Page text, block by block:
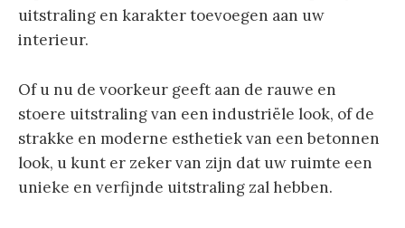
uitstraling en karakter toevoegen aan uw
interieur.
Of u nu de voorkeur geeft aan de rauwe en
stoere uitstraling van een industriële look, of de
strakke en moderne esthetiek van een betonnen
look, u kunt er zeker van zijn dat uw ruimte een
unieke en verfijnde uitstraling zal hebben.